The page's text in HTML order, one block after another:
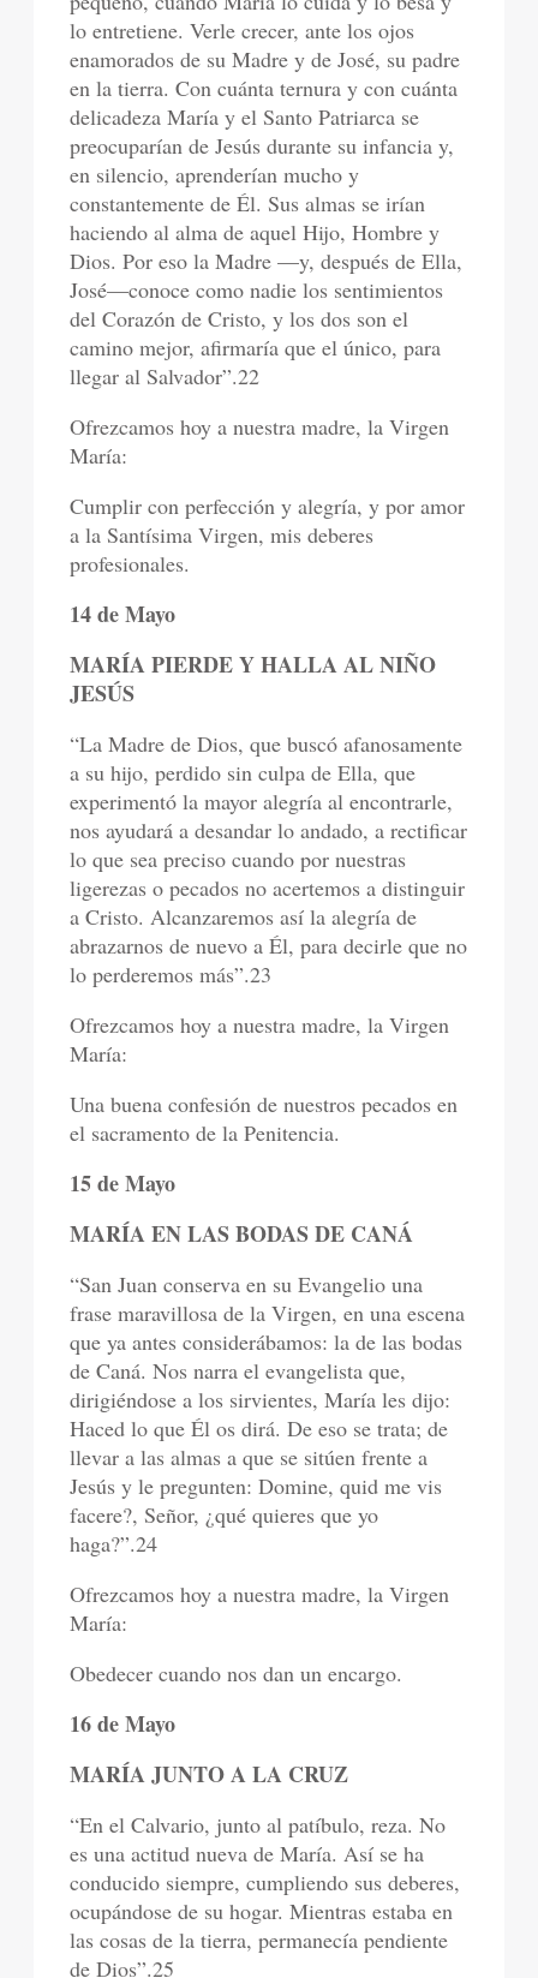
lo entretiene. Verle crecer, ante los ojos
enamorados de su Madre y de José, su padre
en la tierra. Con cuánta ternura y con cuánta
delicadeza María y el Santo Patriarca se
preocuparían de Jesús durante su infancia y,
en silencio, aprenderían mucho y
constantemente de Él. Sus almas se irían
haciendo al alma de aquel Hijo, Hombre y
Dios. Por eso la Madre —y, después de Ella,
José—conoce como nadie los sentimientos
del Corazón de Cristo, y los dos son el
camino mejor, afirmaría que el único, para
llegar al Salvador”.22
Ofrezcamos hoy a nuestra madre, la Virgen
María:
Cumplir con perfección y alegría, y por amor
a la Santísima Virgen, mis deberes
profesionales.
14 de Mayo
MARÍA PIERDE Y HALLA AL NIÑO
JESÚS
“La Madre de Dios, que buscó afanosamente
a su hijo, perdido sin culpa de Ella, que
experimentó la mayor alegría al encontrarle,
nos ayudará a desandar lo andado, a rectificar
lo que sea preciso cuando por nuestras
ligerezas o pecados no acertemos a distinguir
a Cristo. Alcanzaremos así la alegría de
abrazarnos de nuevo a Él, para decirle que no
lo perderemos más”.23
Ofrezcamos hoy a nuestra madre, la Virgen
María:
Una buena confesión de nuestros pecados en
el sacramento de la Penitencia.
15 de Mayo
MARÍA EN LAS BODAS DE CANÁ
“San Juan conserva en su Evangelio una
frase maravillosa de la Virgen, en una escena
que ya antes considerábamos: la de las bodas
de Caná. Nos narra el evangelista que,
dirigiéndose a los sirvientes, María les dijo:
Haced lo que Él os dirá. De eso se trata; de
llevar a las almas a que se sitúen frente a
Jesús y le pregunten: Domine, quid me vis
facere?, Señor, ¿qué quieres que yo
haga?”.24
Ofrezcamos hoy a nuestra madre, la Virgen
María:
Obedecer cuando nos dan un encargo.
16 de Mayo
MARÍA JUNTO A LA CRUZ
“En el Calvario, junto al patíbulo, reza. No
es una actitud nueva de María. Así se ha
conducido siempre, cumpliendo sus deberes,
ocupándose de su hogar. Mientras estaba en
las cosas de la tierra, permanecía pendiente
de Dios”.25